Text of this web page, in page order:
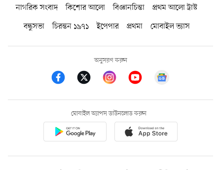
নাগরিক সংবাদ কিশোর আলো বিজ্ঞানচিন্তা
প্রথম আলো ট্রাস্ট
বন্ধুসভা
চিরন্তন ১৯৭১ ইপেপার প্রথমা মোবাইল ভ্যাস
অনুসরণ করুন
মোবাইল অ্যাপস ডাউনলোড করুন